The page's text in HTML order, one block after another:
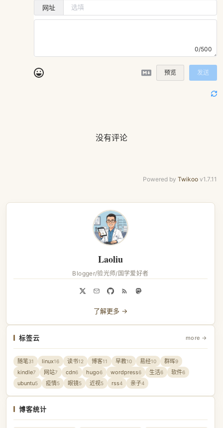
网址
0/500
预览 发送
没有评论
Powered by Twikoo v1.7.11
Laoliu
Blogger/验光师/国学爱好者
了解更多 →
标签云 more →
随笔31 linux16 读书12 博客11 早教10 易经10 群晖9
kindle7 网站7 cdn6 hugo6 wordpress6 生活6 软件6
ubuntu5 疫情5 眼镜5 近视5 rss4 亲子4
博客统计